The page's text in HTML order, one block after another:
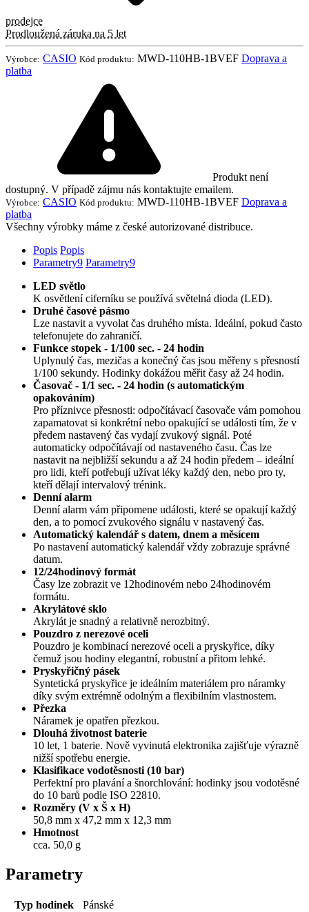
prodejce
Prodloužená záruka na 5 let
Výrobce: CASIO Kód produktu: MWD-110HB-1BVEF Doprava a
platba
Produkt není
dostupný. V případě zájmu nás kontaktujte emailem.
Výrobce: CASIO Kód produktu: MWD-110HB-1BVEF Doprava a
platba
Všechny výrobky máme z české autorizované distribuce.
Popis Popis
Parametry9 Parametry9
LED světlo
K osvětlení ciferníku se používá světelná dioda (LED).
Druhé časové pásmo
Lze nastavit a vyvolat čas druhého místa. Ideální, pokud často
telefonujete do zahraničí.
Funkce stopek - 1/100 sec. - 24 hodin
Uplynulý čas, mezičas a konečný čas jsou měřeny s přesností
1/100 sekundy. Hodinky dokážou měřit časy až 24 hodin.
Časovač - 1/1 sec. - 24 hodin (s automatickým
opakováním)
Pro příznivce přesnosti: odpočítávací časovače vám pomohou
zapamatovat si konkrétní nebo opakující se události tím, že v
předem nastavený čas vydají zvukový signál. Poté
automaticky odpočítávají od nastaveného času. Čas lze
nastavit na nejbližší sekundu a až 24 hodin předem – ideální
pro lidi, kteří potřebují užívat léky každý den, nebo pro ty,
kteří dělají intervalový trénink.
Denní alarm
Denní alarm vám připomene události, které se opakují každý
den, a to pomocí zvukového signálu v nastavený čas.
Automatický kalendář s datem, dnem a měsícem
Po nastavení automatický kalendář vždy zobrazuje správné
datum.
12/24hodinový formát
Časy lze zobrazit ve 12hodinovém nebo 24hodinovém
formátu.
Akrylátové sklo
Akrylát je snadný a relativně nerozbitný.
Pouzdro z nerezové oceli
Pouzdro je kombinací nerezové oceli a pryskyřice, díky
čemuž jsou hodiny elegantní, robustní a přitom lehké.
Pryskyřičný pásek
Syntetická pryskyřice je ideálním materiálem pro náramky
díky svým extrémně odolným a flexibilním vlastnostem.
Přezka
Náramek je opatřen přezkou.
Dlouhá životnost baterie
10 let, 1 baterie. Nově vyvinutá elektronika zajišťuje výrazně
nižší spotřebu energie.
Klasifikace vodotěsnosti (10 bar)
Perfektní pro plavání a šnorchlování: hodinky jsou vodotěsné
do 10 barů podle ISO 22810.
Rozměry (V x Š x H)
50,8 mm x 47,2 mm x 12,3 mm
Hmotnost
cca. 50,0 g
Parametry
Typ hodinek
Pánské